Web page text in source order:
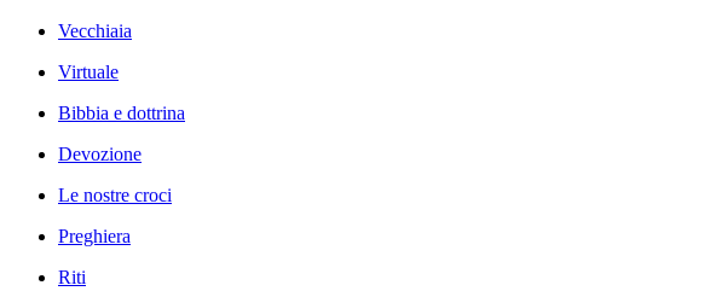
Vecchiaia
Virtuale
Bibbia e dottrina
Devozione
Le nostre croci
Preghiera
Riti